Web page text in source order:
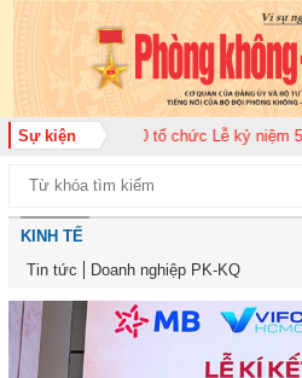
Sự kiện
920 tổ chức Lễ kỷ niệm 50 năm Ngày
KINH TẾ
Tin tức
Doanh nghiệp PK-KQ